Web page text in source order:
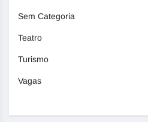
Sem Categoria
Teatro
Turismo
Vagas